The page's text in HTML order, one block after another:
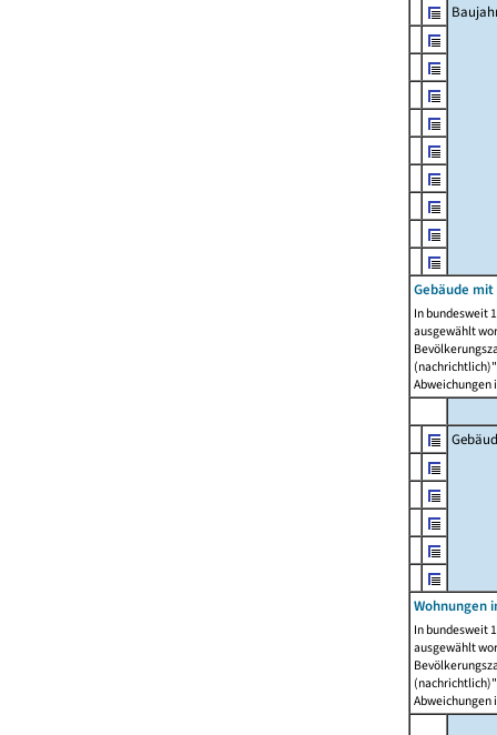
Gebäude mit
In bundesweit
ausgewählt
Abweichungen
Wohnungen
In bundesweit
ausgewählt
Abweichungen